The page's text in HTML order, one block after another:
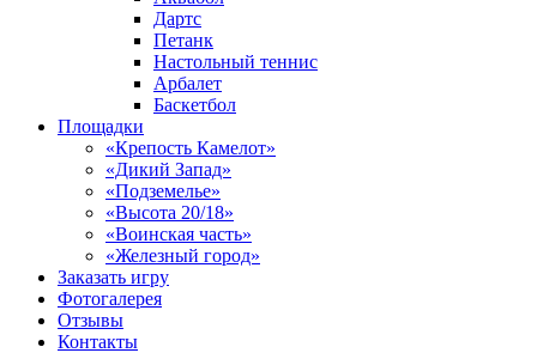
Дартс
Петанк
Настольный теннис
Арбалет
Баскетбол
Площадки
«Крепость Камелот»
«Дикий Запад»
«Подземелье»
«Высота 20/18»
«Воинская часть»
«Железный город»
Заказать игру
Фотогалерея
Отзывы
Контакты